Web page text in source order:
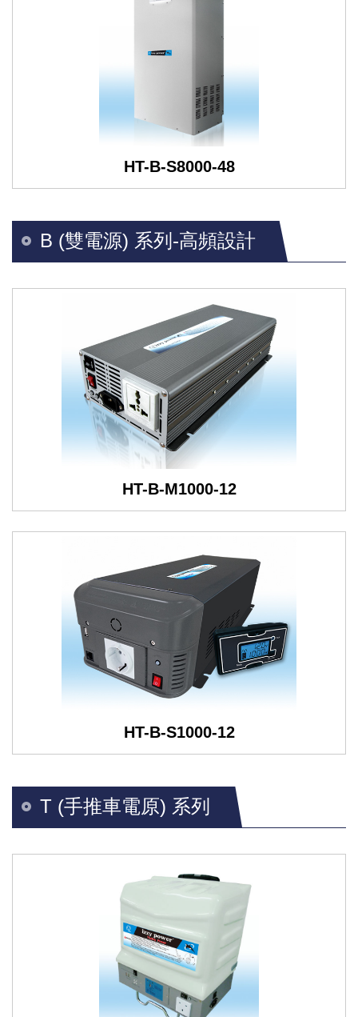
HT-B-S8000-48
B (雙電源) 系列-高頻設計
HT-B-M1000-12
HT-B-S1000-12
T (手推車電原) 系列